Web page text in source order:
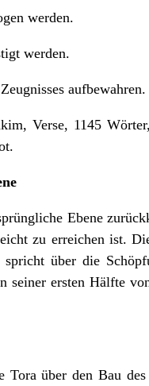
werden.
werden.
Zeugnisses
Verse, 1145
Ebene
zu erreichen ist.
spricht über die
seiner ersten Hälfte
über den Bau